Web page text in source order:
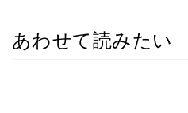
あわせて読みたい